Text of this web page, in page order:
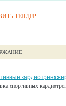
ТЕНДЕР
спортивных